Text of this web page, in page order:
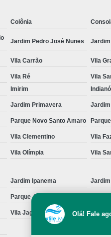
de Toalha de Rosto
de Toalha de Rosto
Locação de Toalha de Rosto
Locação de Toalha para
Aluguel de Toalha Industrial
Aluguel de Toalha para
de Toalha Industrial Grande
Locação de Toalha Industrial
Manta Absorção de óleo
óleo
Manta Absorvente
Colônia
Jardim Pedro José Nunes
Vila Carrão Vila
Vila Ré
Vila
Imirim
Jardim Primavera
Parque Novo Santo Amaro
Vila Clementino Vila
Vila Olímpia Vila
Jardim Ipanema
Parque Anhangüera
Vila Jaguara Vila
Olá! Fale